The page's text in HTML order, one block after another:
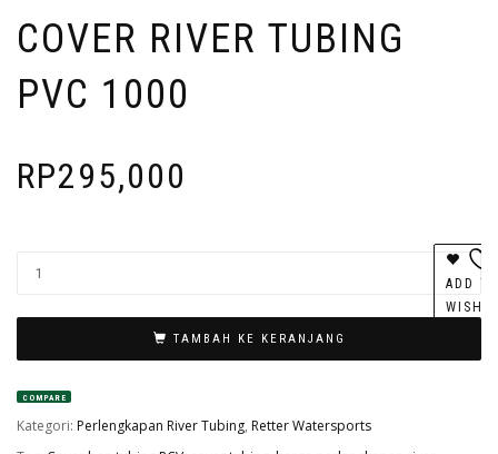
COVER RIVER TUBING
PVC 1000
RP295,000
TAMBAH KE KERANJANG
ADD
COMPARE
Kategori: Perlengkapan River Tubing, Retter Watersports